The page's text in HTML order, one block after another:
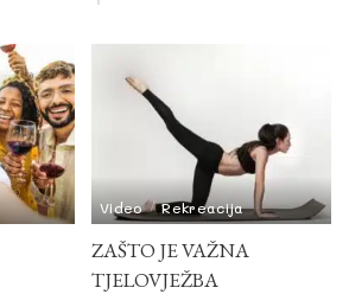
Video Rekreacija
ZAŠTO JE VAŽNA
TJELOVJEŽBA